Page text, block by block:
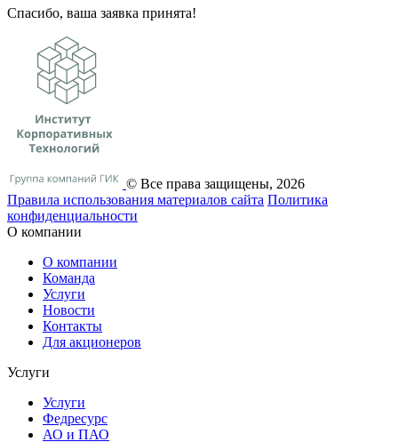
Спасибо, ваша заявка принята!
© Все права защищены, 2026
Правила использования материалов сайта Политика
конфиденциальности
О компании
О компании
Команда
Услуги
Новости
Контакты
Для акционеров
Услуги
Услуги
Федресурс
АО и ПАО